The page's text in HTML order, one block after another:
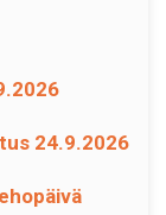
24.9.2026